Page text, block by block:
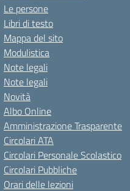
Le persone
Libri di testo
Mappa del sito
Modulistica
Note legali
Note legali
Novità
Albo Online
Amministrazione Trasparente
Circolari ATA
Circolari Personale Scolastico
Circolari Pubbliche
Orari delle lezioni